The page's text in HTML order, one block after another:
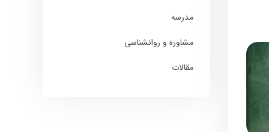
مدرسه
مشاوره و روانشناسی
مقالات